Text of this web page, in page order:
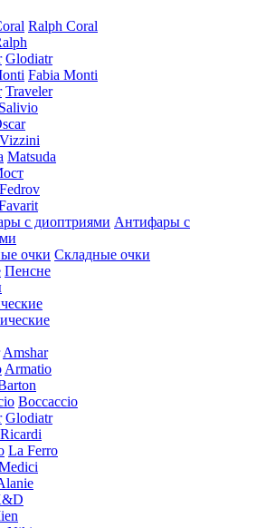
Ralph Coral
Glodiatr
Fabia Monti
Traveler
Salivio
Vizzini
Matsuda
Fedrov
Антифары с
Складные очки
Пенсне
Amshar
Armatio
Boccaccio
Glodiatr
Ricardi
La Ferro